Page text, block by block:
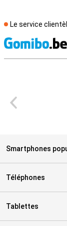
Le service
Smartphones
Téléphones
Tablettes